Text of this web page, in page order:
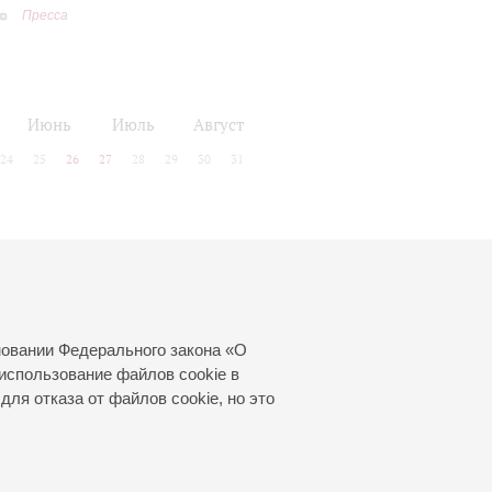
Пресса
Федерального закона «О
файлов cookie в
отказа от файлов cookie, но это
Июнь Июль Август
24 25 26 27 28 29 30 31